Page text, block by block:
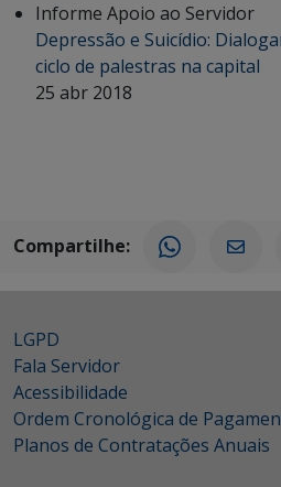
Informe Apoio ao Servidor
Depressão e Suicídio:
ciclo de palestras na capital
25 abr 2018
Compartilhe:
LGPD
Fala Servidor
Acessibilidade
Ordem Cronológica de
Planos de Contratações Anuais